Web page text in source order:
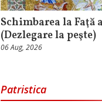
Schimbarea la Faţă
(Dezlegare la peşte)
06 Aug, 2026
Patristica